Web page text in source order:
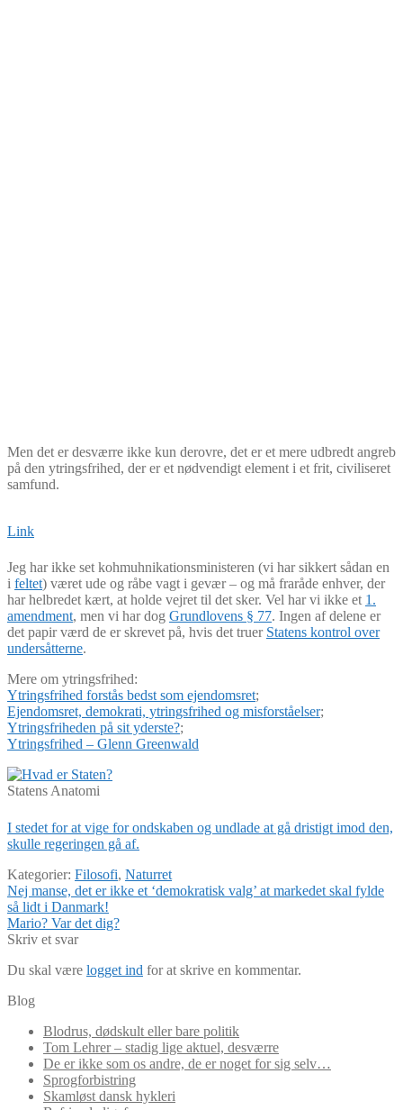
Men det er desværre ikke kun derovre, det er et mere udbredt angreb
på den ytringsfrihed, der er et nødvendigt element i et frit, civiliseret
samfund.
Link
Jeg har ikke set kohmuhnikationsministeren (vi har sikkert sådan en
i feltet) været ude og råbe vagt i gevær – og må fraråde enhver, der
har helbredet kært, at holde vejret til det sker. Vel har vi ikke et 1.
amendment, men vi har dog Grundlovens § 77. Ingen af delene er
det papir værd de er skrevet på, hvis det truer Statens kontrol over
undersåtterne.
Mere om ytringsfrihed:
Ytringsfrihed forstås bedst som ejendomsret;
Ejendomsret, demokrati, ytringsfrihed og misforståelser;
Ytringsfriheden på sit yderste?;
Ytringsfrihed – Glenn Greenwald
Statens Anatomi
I stedet for at vige for ondskaben og undlade at gå dristigt imod den,
skulle regeringen gå af.
Kategorier: Filosofi, Naturret
Indlægsnavigation
Forrige
indlæg:
Nej manse, det er ikke et ‘demokratisk valg’ at markedet skal fylde
så lidt i Danmark!
Næste
indlæg:
Mario? Var det dig?
Skriv et svar
Du skal være logget ind for at skrive en kommentar.
Blog
Blodrus, dødskult eller bare politik
Tom Lehrer – stadig lige aktuel, desværre
De er ikke som os andre, de er noget for sig selv…
Sprogforbistring
Skamløst dansk hykleri